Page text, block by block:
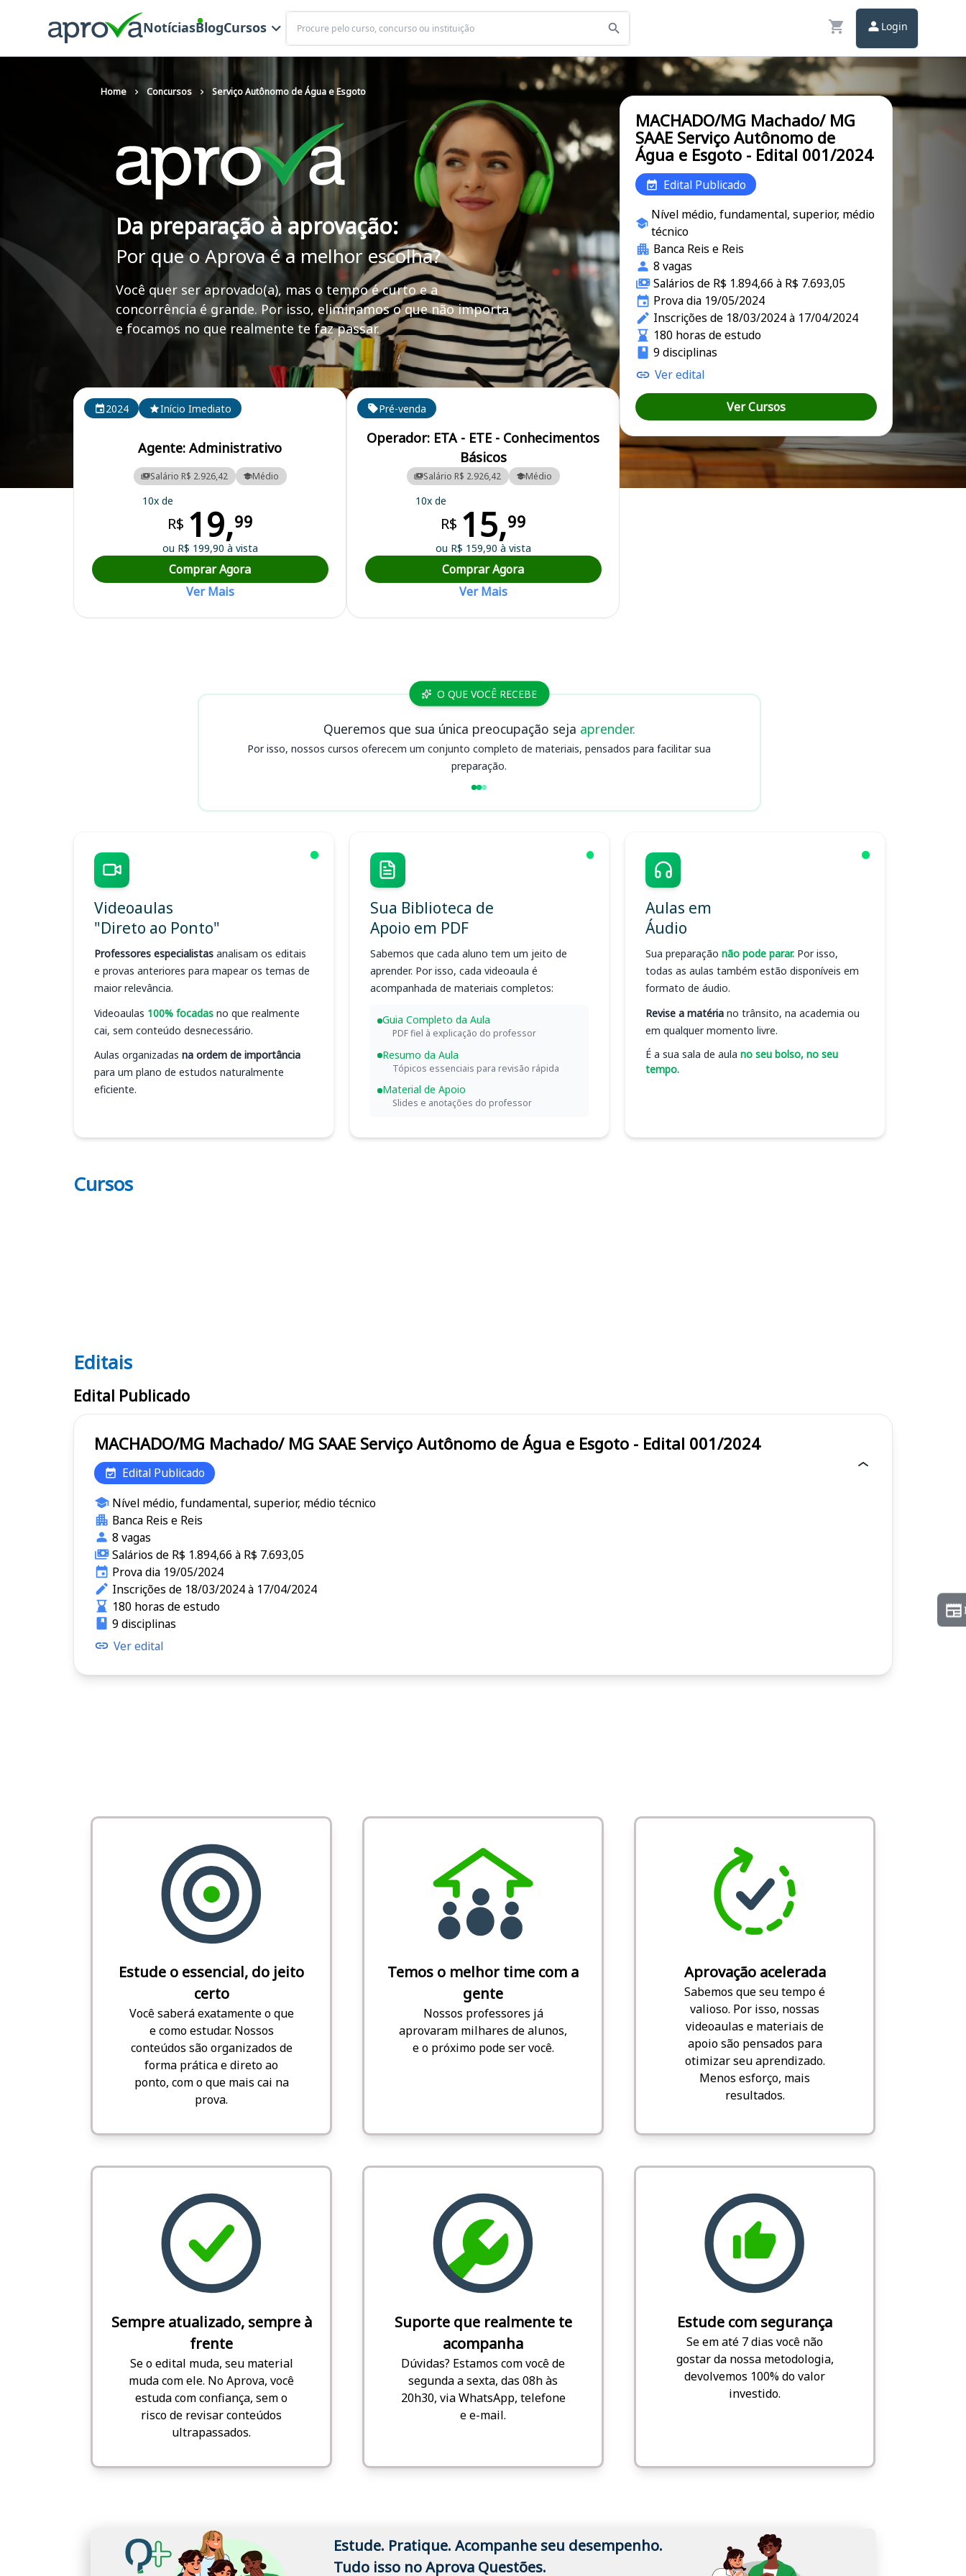
NotíciasBlogCursos
Buscar
Login
Home Concursos Serviço Autônomo de Água e Esgoto
Da preparação à aprovação:
Por que o Aprova é a melhor escolha?
Você quer ser aprovado(a), mas o tempo é curto e a
concorrência é grande. Por isso, eliminamos o que não importa
e focamos no que realmente te faz passar.
Curso Preparatório para o Concurso Machado/ MG - SAAE - Serviço Autônomo de Água e Esgoto
Cursos em destaque para passar no concurso Machado/ MG - SAAE
2024
Início Imediato
Agente: Administrativo
Salário R$ 2.926,42 Médio
10x de
R$ 19,99
ou R$ 199,90 à vista
Comprar Agora
Ver Mais
Pré-venda
Operador: ETA - ETE - Conhecimentos
Básicos
Salário R$ 2.926,42 Médio
10x de
R$ 15,99
ou R$ 159,90 à vista
Comprar Agora
Ver Mais
MACHADO/MG Machado/ MG
SAAE Serviço Autônomo de
Água e Esgoto - Edital 001/2024
Edital Publicado
Nível médio, fundamental, superior, médio
técnico
Banca Reis e Reis
8 vagas
Salários de R$ 1.894,66 à R$ 7.693,05
Prova dia 19/05/2024
Inscrições de 18/03/2024 à 17/04/2024
180 horas de estudo
9 disciplinas
Ver edital
Ver Cursos
Cursos Machado/ MG - SAAE O QUE VOCÊ RECEBE
Queremos que sua única preocupação seja aprender.
Por isso, nossos cursos oferecem um conjunto completo de materiais, pensados para facilitar sua
preparação.
Videoaulas
"Direto ao Ponto"
Professores especialistas analisam os editais
e provas anteriores para mapear os temas de
maior relevância.
Videoaulas 100% focadas no que realmente
cai, sem conteúdo desnecessário.
Aulas organizadas na ordem de importância
para um plano de estudos naturalmente
eficiente.
Sua Biblioteca de
Apoio em PDF
Sabemos que cada aluno tem um jeito de
aprender. Por isso, cada videoaula é
acompanhada de materiais completos:
Guia Completo da Aula
PDF fiel à explicação do professor
Resumo da Aula
Tópicos essenciais para revisão rápida
Material de Apoio
Slides e anotações do professor
Aulas em
Áudio
Sua preparação não pode parar. Por isso,
todas as aulas também estão disponíveis em
formato de áudio.
Revise a matéria no trânsito, na academia ou
em qualquer momento livre.
É a sua sala de aula no seu bolso, no seu
tempo.
Cursos
Editais Machado/ MG - SAAE
Editais
Edital Publicado
MACHADO/MG Machado/ MG SAAE Serviço Autônomo de Água e Esgoto - Edital 001/2024
Edital Publicado
Nível médio, fundamental, superior, médio técnico
Banca Reis e Reis
8 vagas
Salários de R$ 1.894,66 à R$ 7.693,05
Prova dia 19/05/2024
Inscrições de 18/03/2024 à 17/04/2024
180 horas de estudo
9 disciplinas
Ver edital
Estude o essencial, do jeito
certo
Você saberá exatamente o que
e como estudar. Nossos
conteúdos são organizados de
forma prática e direto ao
ponto, com o que mais cai na
prova.
Temos o melhor time com a
gente
Nossos professores já
aprovaram milhares de alunos,
e o próximo pode ser você.
Aprovação acelerada
Sabemos que seu tempo é
valioso. Por isso, nossas
videoaulas e materiais de
apoio são pensados para
otimizar seu aprendizado.
Menos esforço, mais
resultados.
Sempre atualizado, sempre à
frente
Se o edital muda, seu material
muda com ele. No Aprova, você
estuda com confiança, sem o
risco de revisar conteúdos
ultrapassados.
Suporte que realmente te
acompanha
Dúvidas? Estamos com você de
segunda a sexta, das 08h às
20h30, via WhatsApp, telefone
e e-mail.
Estude com segurança
Se em até 7 dias você não
gostar da nossa metodologia,
devolvemos 100% do valor
investido.
Estude. Pratique. Acompanhe seu desempenho.
Tudo isso no Aprova Questões.